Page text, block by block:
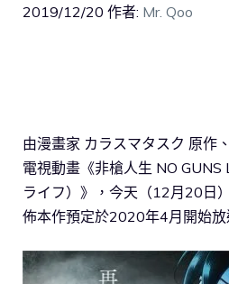
2019/12/20 作者: Mr. Qoo
由漫畫家 カラスマタスク 原作
電視動畫《非槍人生 NO GUNS
ライフ）》，今天（12月20日
佈本作預定於2020年4月開始放